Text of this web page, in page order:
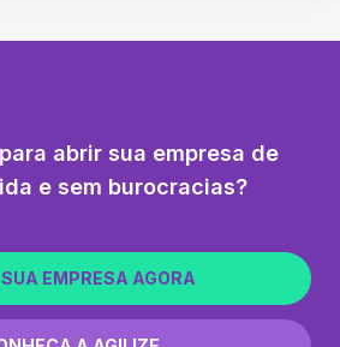
abrir sua empresa de
e sem burocracias?
EMPRESA AGORA